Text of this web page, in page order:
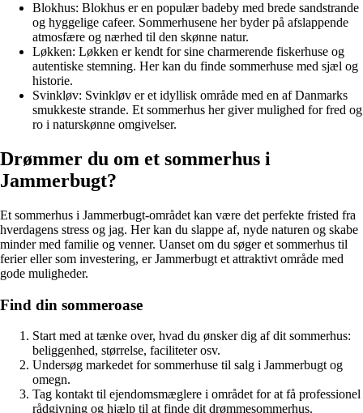
Blokhus: Blokhus er en populær badeby med brede sandstrande
og hyggelige cafeer. Sommerhusene her byder på afslappende
atmosfære og nærhed til den skønne natur.
Løkken: Løkken er kendt for sine charmerende fiskerhuse og
autentiske stemning. Her kan du finde sommerhuse med sjæl og
historie.
Svinkløv: Svinkløv er et idyllisk område med en af Danmarks
smukkeste strande. Et sommerhus her giver mulighed for fred og
ro i naturskønne omgivelser.
Drømmer du om et sommerhus i
Jammerbugt?
Et sommerhus i Jammerbugt-området kan være det perfekte fristed fra
hverdagens stress og jag. Her kan du slappe af, nyde naturen og skabe
minder med familie og venner. Uanset om du søger et sommerhus til
ferier eller som investering, er Jammerbugt et attraktivt område med
gode muligheder.
Find din sommeroase
Start med at tænke over, hvad du ønsker dig af dit sommerhus:
beliggenhed, størrelse, faciliteter osv.
Undersøg markedet for sommerhuse til salg i Jammerbugt og
omegn.
Tag kontakt til ejendomsmæglere i området for at få professionel
rådgivning og hjælp til at finde dit drømmesommerhus.